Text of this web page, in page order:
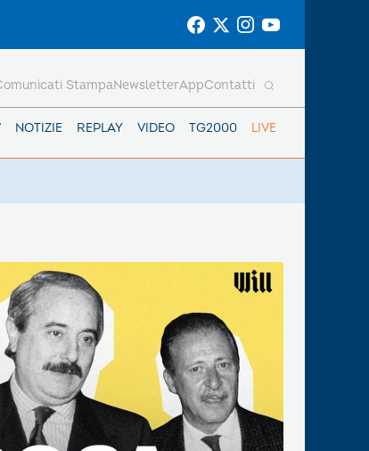
NOTIZIE REPLAY VIDEO TG2000 LIVE
StampaNewsletterAppContatti